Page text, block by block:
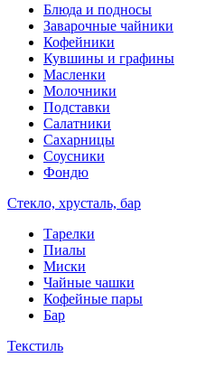
Блюда и подносы
Заварочные чайники
Кофейники
Кувшины и графины
Масленки
Молочники
Подставки
Салатники
Сахарницы
Соусники
Фондю
Стекло, хрусталь, бар
Тарелки
Пиалы
Миски
Чайные чашки
Кофейные пары
Бар
Текстиль